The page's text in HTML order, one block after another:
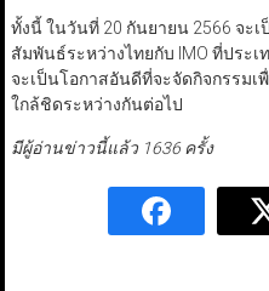
ทั้งนี้ ในวันที่ 20 กันยายน 2566 จะ
สัมพันธ์ระหว่างไทยกับ IMO ที่ประ
จะเป็นโอกาสอันดีที่จะจัดกิจกรรม
ใกล้ชิดระหว่างกันต่อไป
มีผู้อ่านข่าวนี้แล้ว 1636 ครั้ง